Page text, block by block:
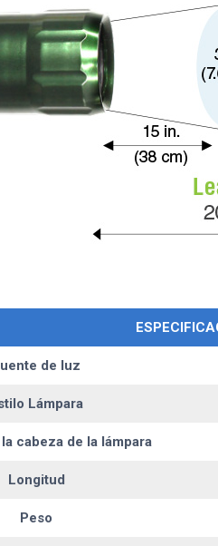
de luz
Lámpara
cabeza de la lámpara
Longitud
Peso